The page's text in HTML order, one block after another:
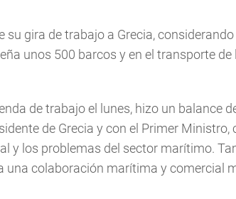
gira de trabajo a Grecia,
unos 500 barcos y en el transporte
de trabajo el lunes, hizo un balance
de Grecia y con el Primer
y los problemas del sector marítimo.
una colaboración marítima y comercial